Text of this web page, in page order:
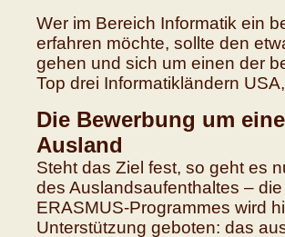
Wer im Bereich Informatik ein
erfahren möchte, sollte den
gehen und sich um einen der
Top drei Informatikländern
Die Bewerbung um
Ausland
Steht das Ziel fest, so geht es
des Auslandsaufenthaltes –
ERASMUS-Programmes wird
Unterstützung geboten: das